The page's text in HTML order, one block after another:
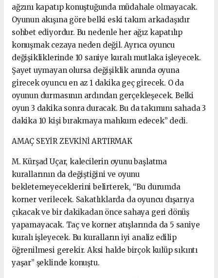
ağzını kapatıp konuştuğunda müdahale olmayacak.
Oyunun akışına göre belki eski takım arkadaşıdır
sohbet ediyordur. Bu nedenle her ağız kapatılıp
konuşmak cezaya neden değil. Ayrıca oyuncu
değişikliklerinde 10 saniye kuralı mutlaka işleyecek.
Şayet uymayan olursa değişiklik anında oyuna
girecek oyuncu en az 1 dakika geç girecek. O da
oyunun durmasının ardından gerçekleşecek. Belki
oyun 3 dakika sonra duracak. Bu da takımını sahada 3
dakika 10 kişi bırakmaya mahkum edecek” dedi.
AMAÇ SEYİR ZEVKİNİ ARTIRMAK
M. Kürşad Uçar, kalecilerin oyunu başlatma
kurallarının da değiştiğini ve oyunu
bekletemeyeceklerini belirterek, “Bu durumda
korner verilecek. Sakatlıklarda da oyuncu dışarıya
çıkacak ve bir dakikadan önce sahaya geri dönüş
yapamayacak. Taç ve korner atışlarında da 5 saniye
kuralı işleyecek. Bu kuralların iyi analiz edilip
öğrenilmesi gerekir. Aksi halde birçok kulüp sıkıntı
yaşar” şeklinde konuştu.